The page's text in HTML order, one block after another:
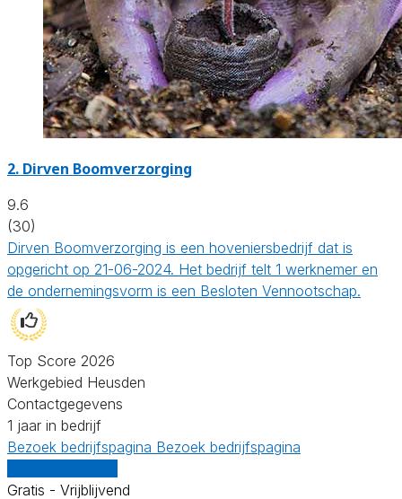
2. Dirven Boomverzorging
9.6
(30)
Dirven Boomverzorging is een hoveniersbedrijf dat is
opgericht op 21-06-2024. Het bedrijf telt 1 werknemer en
de ondernemingsvorm is een Besloten Vennootschap.
Top Score 2026
Werkgebied Heusden
Contactgegevens
1 jaar in bedrijf
Bezoek bedrijfspagina Bezoek bedrijfspagina
Gratis - Vrijblijvend